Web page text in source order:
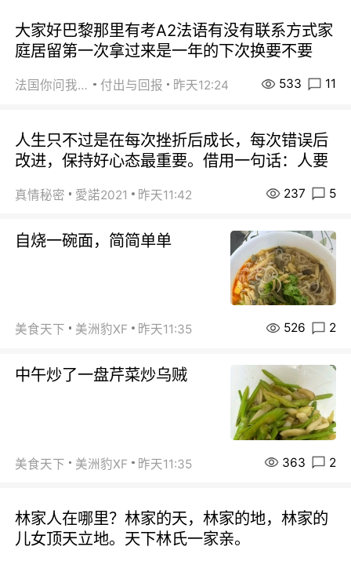
大家好巴黎那里有考A2法语有没有联系方式家
庭居留第一次拿过来是一年的下次换要不要
法国你问我答 付出与回报 昨天12:24 533 11
人生只不过是在每次挫折后成长，每次错误后
改进，保持好心态最重要。借用一句话：人要
真情秘密 愛諾2021 昨天11:42 237 5
自烧一碗面，简简单单
美食天下 美洲豹XF 昨天11:35 526 2
中午炒了一盘芹菜炒乌贼
美食天下 美洲豹XF 昨天11:35 363 2
林家人在哪里？林家的天，林家的地，林家的
儿女顶天立地。天下林氏一家亲。